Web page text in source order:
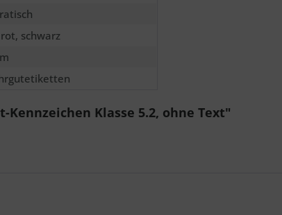
schwarz
Klasse 5.2, ohne Text"